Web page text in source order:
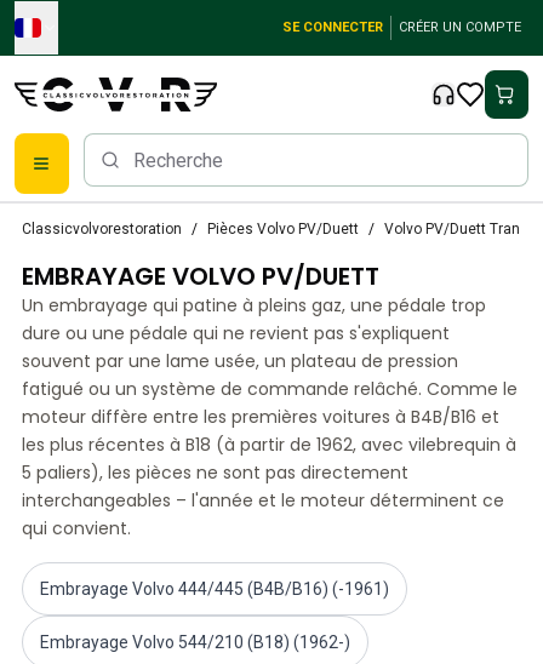
Skip to main content
SE CONNECTER CRÉER UN COMPTE
Pièces Volvo PV/Duett
Système de freinage Volvo PV/Duett
Volvo PV/Duett Fuel/Exhaust system
Volvo PV/Duett Équipement électrique
Volvo PV/Duett Suspension avant
Volvo PV/Duett Pièces intérieures
Volvo PV/Duett Pièces de carrosserie
Volvo PV/Duett Transmission/Suspension arrière
Système de refroidissement Volvo PV/Duett
Pièces pour moteurs Volvo PV/Duett
Volvo PV/Duett Divers
Tringlerie de l'accélérateur du moteur Volvo PV/Duett
Volvo PV/Duett Heater/Fresh Air
Volvo PV/Duett Roues/Enjoliveurs
Classicvolvorestoration Pièces Volvo PV/Duett Volvo PV/Duett
EMBRAYAGE VOLVO PV/DUETT
Un embrayage qui patine à pleins gaz, une pédale trop
dure ou une pédale qui ne revient pas s'expliquent
souvent par une lame usée, un plateau de pression
fatigué ou un système de commande relâché. Comme le
moteur diffère entre les premières voitures à B4B/B16 et
les plus récentes à B18 (à partir de 1962, avec vilebrequin à
5 paliers), les pièces ne sont pas directement
interchangeables – l'année et le moteur déterminent ce
qui convient.
Embrayage Volvo 444/445 (B4B/B16) (-1961)
Embrayage Volvo 544/210 (B18) (1962-)